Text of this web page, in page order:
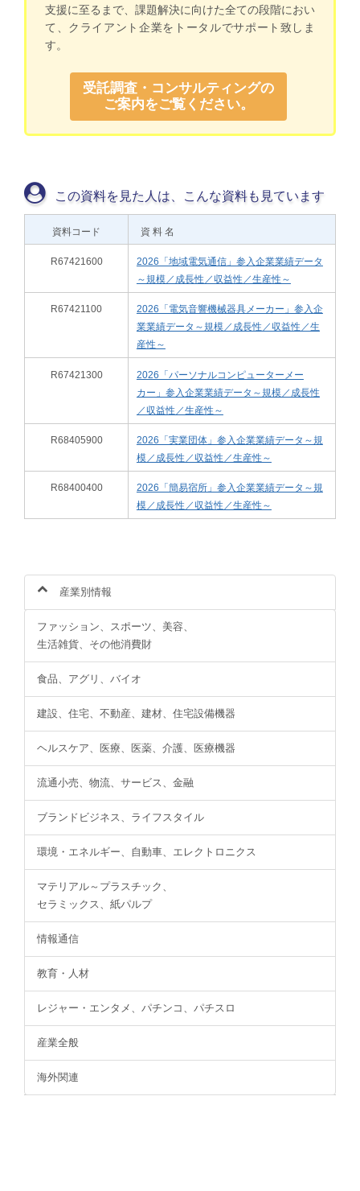
支援に至るまで、課題解決に向けた全ての段階におい
て、クライアント企業をトータルでサポート致しま
す。
受託調査・コンサルティングの
ご案内をご覧ください。
この資料を見た人は、こんな資料も見ています
資料コード 資 料 名
R67421600
2026「地域電気通信」参入企業業績データ
～規模／成長性／収益性／生産性～
R67421100
2026「電気音響機械器具メーカー」参入企
業業績データ～規模／成長性／収益性／生
産性～
R67421300
2026「パーソナルコンピューターメー
カー」参入企業業績データ～規模／成長性
／収益性／生産性～
R68405900
2026「実業団体」参入企業業績データ～規
模／成長性／収益性／生産性～
R68400400
2026「簡易宿所」参入企業業績データ～規
模／成長性／収益性／生産性～
産業別情報
ファッション、スポーツ、美容、
生活雑貨、その他消費財
食品、アグリ、バイオ
建設、住宅、不動産、建材、住宅設備機器
ヘルスケア、医療、医薬、介護、医療機器
流通小売、物流、サービス、金融
ブランドビジネス、ライフスタイル
環境・エネルギー、自動車、エレクトロニクス
マテリアル～プラスチック、
セラミックス、紙パルプ
情報通信
教育・人材
レジャー・エンタメ、パチンコ、パチスロ
産業全般
海外関連